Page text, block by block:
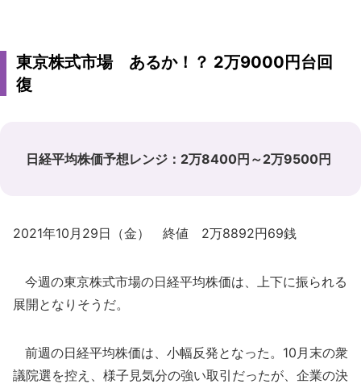
東京株式市場 あるか！？ 2万9000円台回
復
日経平均株価予想レンジ：2万8400円～2万9500円
2021年10月29日（金） 終値 2万8892円69銭
今週の東京株式市場の日経平均株価は、上下に振られる
展開となりそうだ。
前週の日経平均株価は、小幅反発となった。10月末の衆
議院選を控え、様子見気分の強い取引だったが、企業の決